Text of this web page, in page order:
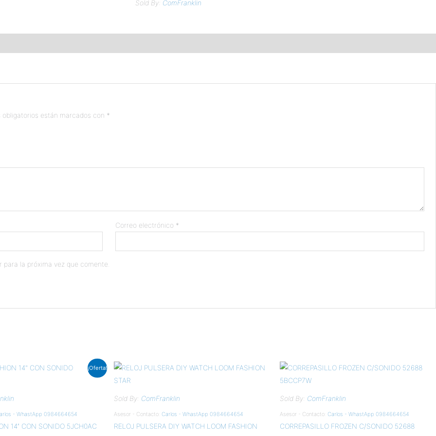
Sold By: ComFranklin
obligatorios están marcados con *
Correo electrónico *
la próxima vez que comente.
¡Oferta!
- WhastApp 0984664654
14″ CON SONIDO 5JCH0AC
Sold By: ComFranklin
Asesor - Contacto: Carlos - WhastApp 0984664654
RELOJ PULSERA DIY WATCH LOOM FASHION
Sold By: ComFranklin
Asesor - Contacto: Carlos - WhastApp 0984664654
CORREPASILLO FROZEN C/SONIDO 52688